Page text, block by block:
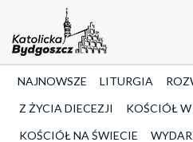
NAJNOWSZE LITURGIA
Z ŻYCIA DIECEZJI
KOŚCIÓŁ W
KOŚCIÓŁ NA ŚWIECIE